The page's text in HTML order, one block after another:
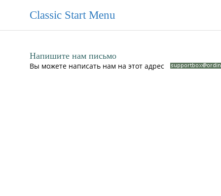
Classic Start Menu
Напишите нам письмо
Вы можете написать нам на этот адрес